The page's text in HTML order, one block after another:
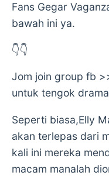
Fans Gegar
bawah ini ya.
👇👇
Jom join group fb
untuk tengok
Seperti biasa,Elly
akan terlepas dari
kali ini mereka
macam manalah